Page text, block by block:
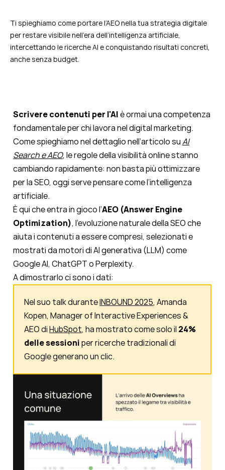
Ti spieghiamo come portare l’AEO nella tua strategia digitale
per restare visibile nell’era dell’intelligenza artificiale,
intercettando le ricerche AI e conquistando risultati concreti,
anche senza budget.
Scrivere contenuti per l'AIè ormai una competenza
fondamentale per chi lavora nel digital marketing.
Come spieghiamo nel dettaglio nell’articolo suAI
Search e AEO, le regole della visibilità online stanno
cambiando rapidamente: non basta più ottimizzare
per la SEO, oggi serve pensare come l’intelligenza
artificiale.
È qui che entra in gioco l’AEO (Answer Engine
Optimization), l’evoluzione naturale della SEO che
aiuta i contenuti a essere compresi, selezionati e
mostrati da motori di AI generativa (LLM) come
Google AI, ChatGPT o Perplexity.
A dimostrarlo ci sono i dati:
Nel suo talk duranteINBOUND 2025, Amanda
Kopen, Manager of Interactive Experiences &
AEO diHubSpot, ha mostrato come solo il 24%
delle sessioniper ricerche tradizionali di
Google generano un clic.